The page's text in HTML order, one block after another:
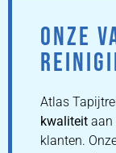
ONZE
Atlas
kwaliteit aan
klanten.